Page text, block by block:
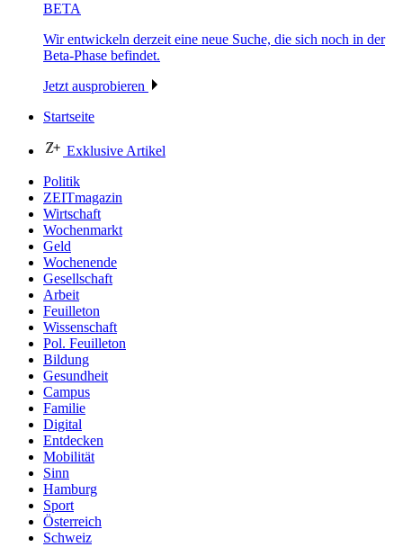
BETA
Wir entwickeln derzeit eine neue Suche, die sich noch in der
Beta-Phase befindet.
Jetzt ausprobieren
Startseite
Exklusive Artikel
Politik
ZEITmagazin
Wirtschaft
Wochenmarkt
Geld
Wochenende
Gesellschaft
Arbeit
Feuilleton
Wissenschaft
Pol. Feuilleton
Bildung
Gesundheit
Campus
Familie
Digital
Entdecken
Mobilität
Sinn
Hamburg
Sport
Österreich
Schweiz